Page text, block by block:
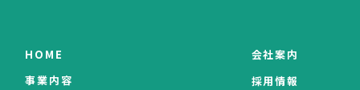
HOME
事業内容
会社案内
採用情報